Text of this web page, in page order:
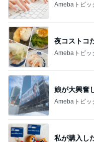
Amebaトピッ
夜コストコ
Amebaトピッ
娘が大興奮
Amebaトピッ
私が購入し